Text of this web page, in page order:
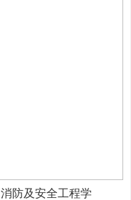
消防及安全工程学